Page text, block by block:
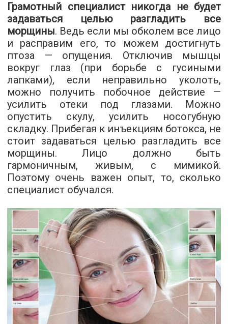
Грамотный специалист никогда не будет
задаваться целью разгладить все
морщины. Ведь если мы обколем все лицо
и расправим его, то можем достигнуть
птоза — опущения. Отключив мышцы
вокруг глаз (при борьбе с гусиными
лапками), если неправильно уколоть,
можно получить побочное действие —
усилить отеки под глазами. Можно
опустить скулу, усилить носогубную
складку. Прибегая к инъекциям ботокса, не
стоит задаваться целью разгладить все
морщины. Лицо должно быть
гармоничным, живым, с мимикой.
Поэтому очень важен опыт, то, сколько
специалист обучался.